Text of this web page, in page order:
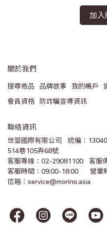
加入
關於我們
搜尋商品 品牌故事 我的帳戶
會員資格
防詐騙宣導資訊
聯絡資訊
世堃國際有限公司   統編：
514巷105弄68號
客服專線：02-29081100   客服
客服時間：09:00-18:00      營業
信箱：service@morino.asia